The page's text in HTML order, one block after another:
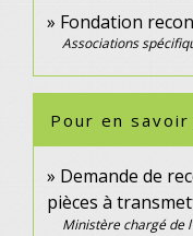
Fondation
Associations
Pour en savoir
Demande de
pièces à
Ministère chargé de